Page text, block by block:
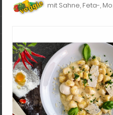
mit Sahne, Feta-,